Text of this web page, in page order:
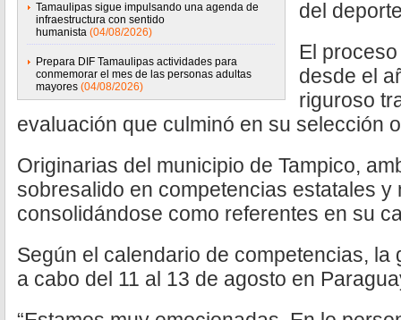
Tamaulipas sigue impulsando una agenda de
infraestructura con sentido
humanista (04/08/2026)
Prepara DIF Tamaulipas actividades para
conmemorar el mes de las personas adultas
mayores (04/08/2026)
del
El
desde el
riguroso
evaluación que culminó en su selección
Originarias del municipio de Tampico,
sobresalido en competencias estatales y
consolidándose como referentes en su
Según el calendario de competencias,
a cabo del 11 al 13 de agosto en